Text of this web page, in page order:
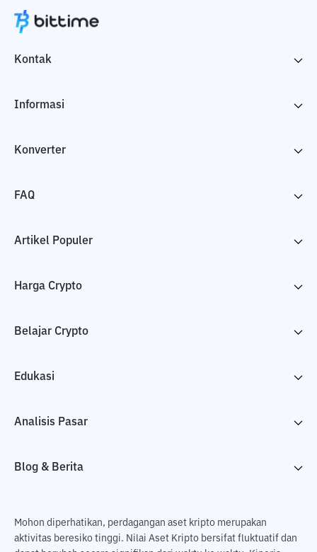
Kontak
Informasi
Konverter
FAQ
Artikel Populer
Harga Crypto
Belajar Crypto
Edukasi
Analisis Pasar
Blog & Berita
Mohon diperhatikan, perdagangan aset kripto merupakan
aktivitas beresiko tinggi. Nilai Aset Kripto bersifat fluktuatif dan